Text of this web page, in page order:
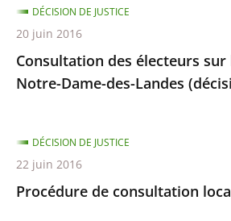
Consultation des électeurs
Notre-Dame-des-Landes
DÉCISION DE JUSTICE
20 juin 2016
Procédure de consultation
DÉCISION DE JUSTICE
22 juin 2016